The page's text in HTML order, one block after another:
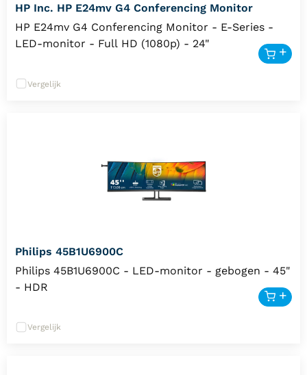
HP Inc. HP E24mv G4 Conferencing Monitor
HP E24mv G4 Conferencing Monitor - E-Series -
LED-monitor - Full HD (1080p) - 24"
Vergelijk
Philips 45B1U6900C
Philips 45B1U6900C - LED-monitor - gebogen - 45"
- HDR
Vergelijk